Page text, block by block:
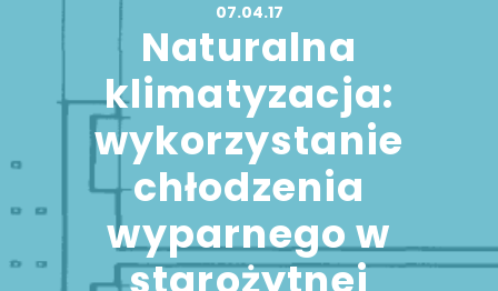
07.04.17
Naturalna
klimatyzacja:
wykorzystanie
chłodzenia
wyparnego w